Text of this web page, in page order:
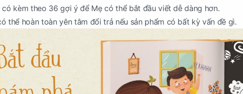
kèm theo 36 gợi ý để Mẹ có thể bắt đầu viết dễ dàng hơn.
thể hoàn toàn yên tâm đổi trả nếu sản phẩm có bất kỳ vấn đề gì.